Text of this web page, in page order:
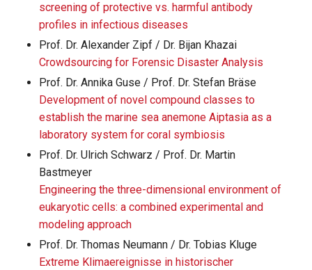
screening of protective vs. harmful antibody
profiles in infectious diseases
Prof. Dr. Alexander Zipf / Dr. Bijan Khazai
Crowdsourcing for Forensic Disaster Analysis
Prof. Dr. Annika Guse / Prof. Dr. Stefan Bräse
Development of novel compound classes to
establish the marine sea anemone Aiptasia as a
laboratory system for coral symbiosis
Prof. Dr. Ulrich Schwarz / Prof. Dr. Martin
Bastmeyer
Engineering the three-dimensional environment of
eukaryotic cells: a combined experimental and
modeling approach
Prof. Dr. Thomas Neumann / Dr. Tobias Kluge
Extreme Klimaereignisse in historischer